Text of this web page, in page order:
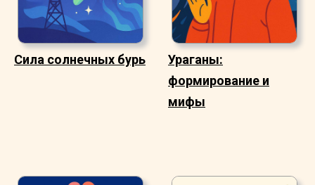
Сила солнечных бурь
Ураганы:
формирование и
мифы